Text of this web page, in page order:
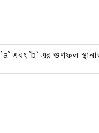
`a` এবং `b` এর গুণফল